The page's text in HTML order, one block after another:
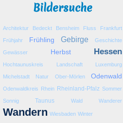
Bildersuche
Architektur Bedeckt Bensheim Fluss Frankfurt
Frühjahr Frühling Gebirge Geschichte
Gewässer Herbst Hessen
Hochtaunuskreis Landschaft Luxemburg
Michelstadt Natur Ober-Mörlen Odenwald
Odenwaldkreis Rhein Rheinland-Pfalz Sommer
Sonnig Taunus Wald Wanderer
Wandern Wiesbaden Winter